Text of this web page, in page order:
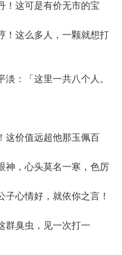
这可是有价无市的宝
！这么多人，一颗就想打
：「这里一共八个人。
价值远超他那玉佩百
神，心头莫名一寒，色厉
心情好，就依你之言！
群臭虫，见一次打一